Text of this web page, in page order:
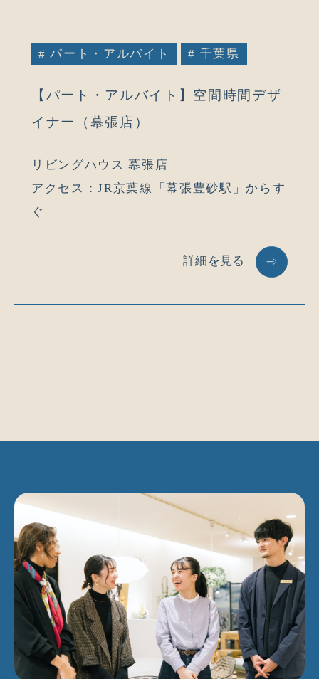
# パート・アルバイト # 千葉県
【パート・アルバイト】空間時間デザ
イナー（幕張店）
リビングハウス 幕張店
アクセス：JR京葉線「幕張豊砂駅」からす
ぐ
詳細を見る